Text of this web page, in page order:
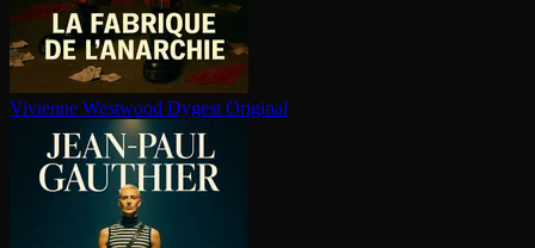
Vivienne Westwood Dygest Original